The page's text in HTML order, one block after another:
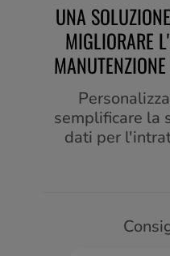
UNA
MIGLIORARE
semplificare la
dati per